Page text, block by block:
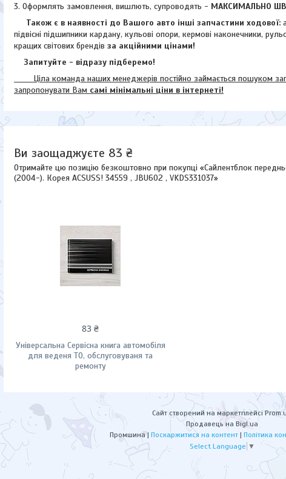
3. Оформлять замовлення, вишлють, супроводять - МАКСИМАЛЬНО
Також є в наявності до Вашого авто інші запчастини ходової:
підвісні підшипники кардану, кульові опори, кермові наконечники,
кращих світових брендів за акційними цінами!
Запитуйте - відразу підберемо!
Ціла команда наших менеджерів постійно займається пошуком
запропонувати Вам самі мінімальні ціни в інтернеті!
Ви заощаджуєте 83 ₴
Отримайте цю позицію безкоштовно при покупці «Сайлентблок
(2004-). Корея ACSUSS! 34559 , JBU602 , VKDS331037»
83 ₴
Універсальна Сервісна книга автомобіля
для веденя ТО, обслуговуваня та
ремонту
Сайт створений на маркетплейсі
Продавець на Bigl.ua
Промшина | Поскаржитися на контент | Політика
Select Language ▼